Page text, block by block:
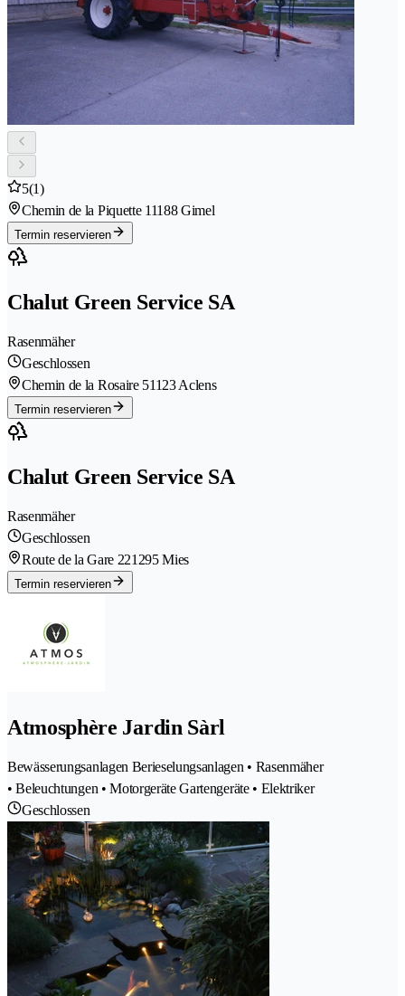
5(1)
Chemin de la Piquette 11188 Gimel
Termin reservieren
Chalut Green Service SA
Rasenmäher
Geschlossen
Chemin de la Rosaire 51123 Aclens
Termin reservieren
Chalut Green Service SA
Rasenmäher
Geschlossen
Route de la Gare 221295 Mies
Termin reservieren
Atmosphère Jardin Sàrl
Bewässerungsanlagen Berieselungsanlagen • Rasenmäher
• Beleuchtungen • Motorgeräte Gartengeräte • Elektriker
Geschlossen